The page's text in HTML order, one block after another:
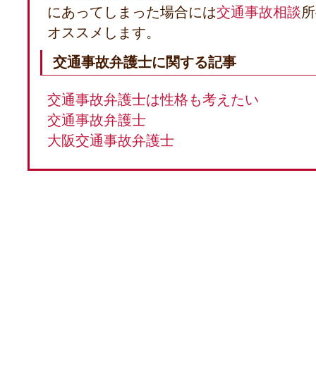
にあってしまった場合には交通事故相談
オススメします。
交通事故弁護士に関する記事
交通事故弁護士は性格も考えたい
交通事故弁護士
大阪交通事故弁護士